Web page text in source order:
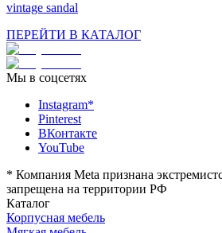
vintage sandal
ПЕРЕЙТИ В КАТАЛОГ
Мы в соцсетях
Instagram*
Pinterest
ВКонтакте
YouTube
* Компания Meta признана
запрещена на территории РФ
Каталог
Корпусная мебель